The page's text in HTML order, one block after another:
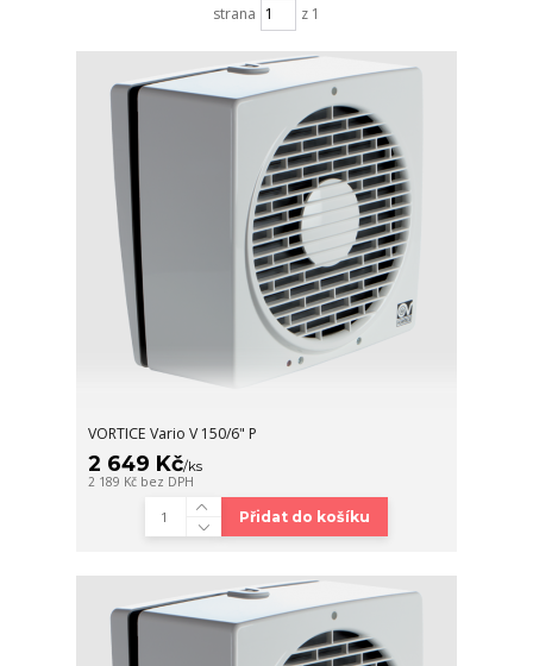
strana
z 1
VORTICE Vario V 150/6" P
2 649 Kč/ks
2 189 Kč bez DPH
Přidat do košíku